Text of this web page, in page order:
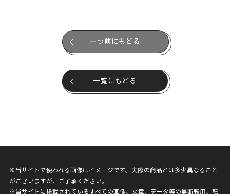
一つ前にもどる
一覧にもどる
※当サイトで使われる画像はイメージです。実際の商品とは多少異なること
がございますが、ご了承ください。
※当サイトに掲載されているすべての画像、文章、データ等の無断転用、転